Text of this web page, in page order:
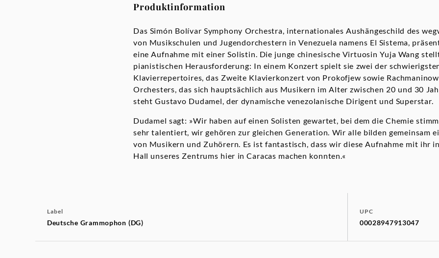
Produktinformation
Das Simón Bolívar Symphony Orchestra, internationales Aushängeschild des
von Musikschulen und Jugendorchestern in Venezuela namens El Sistema,
eine Aufnahme mit einer Solistin. Die junge chinesische Virtuosin Yuja Wang
pianistischen Herausforderung: In einem Konzert spielt sie zwei der
Klavierrepertoires, das Zweite Klavierkonzert von Prokofjew sowie
Orchesters, das sich hauptsächlich aus Musikern im Alter zwischen 20 und 30
steht Gustavo Dudamel, der dynamische venezolanische Dirigent und Superstar.
Dudamel sagt: »Wir haben auf einen Solisten gewartet, bei dem die Chemie
sehr talentiert, wir gehören zur gleichen Generation. Wir alle bilden gemeinsam
von Musikern und Zuhörern. Es ist fantastisch, dass wir diese Aufnahme mit ihr
Hall unseres Zentrums hier in Caracas machen konnten.«
Label
Deutsche Grammophon (DG)
UPC
00028947913047